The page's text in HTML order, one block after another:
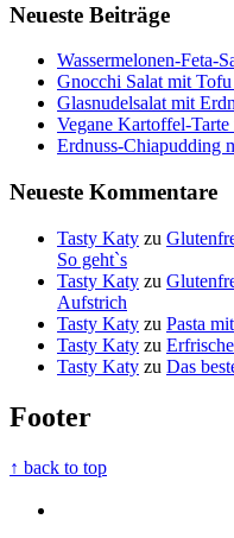
Neueste Beiträge
Wassermelonen-Feta-
Gnocchi Salat mit
Glasnudelsalat mit
Vegane Kartoffel-
Erdnuss-Chiapudding
Neueste Kommentare
Tasty Katy zu
So geht`s
Tasty Katy zu
Aufstrich
Tasty Katy zu Pasta
Tasty Katy zu
Tasty Katy zu Das
Footer
↑ back to top